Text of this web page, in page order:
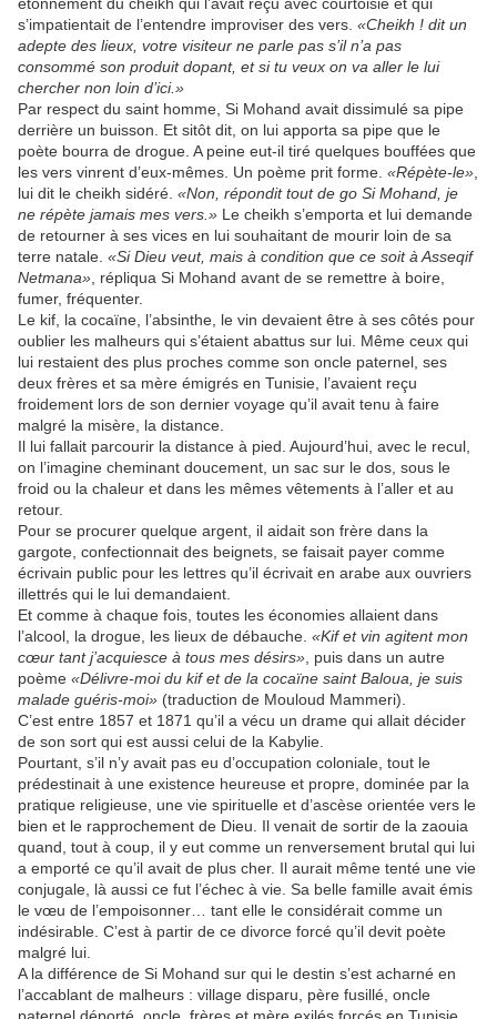
s’impatientait de l’entendre improviser des vers. «Cheikh ! dit un
adepte des lieux, votre visiteur ne parle pas s’il n’a pas
consommé son produit dopant, et si tu veux on va aller le lui
chercher non loin d’ici.»
Par respect du saint homme, Si Mohand avait dissimulé sa pipe
derrière un buisson. Et sitôt dit, on lui apporta sa pipe que le
poète bourra de drogue. A peine eut-il tiré quelques bouffées que
les vers vinrent d’eux-mêmes. Un poème prit forme. «Répète-le»
lui dit le cheikh sidéré. «Non, répondit tout de go Si Mohand, je
ne répète jamais mes vers.» Le cheikh s’emporta et lui demande
de retourner à ses vices en lui souhaitant de mourir loin de sa
terre natale. «Si Dieu veut, mais à condition que ce soit à Asseqif
Netmana» , répliqua Si Mohand avant de se remettre à boire,
fumer, fréquenter.
Le kif, la cocaïne, l’absinthe, le vin devaient être à ses côtés pour
oublier les malheurs qui s’étaient abattus sur lui. Même ceux qui
lui restaient des plus proches comme son oncle paternel, ses
deux frères et sa mère émigrés en Tunisie, l’avaient reçu
froidement lors de son dernier voyage qu’il avait tenu à faire
malgré la misère, la distance.
Il lui fallait parcourir la distance à pied. Aujourd’hui, avec le recul,
on l’imagine cheminant doucement, un sac sur le dos, sous le
froid ou la chaleur et dans les mêmes vêtements à l’aller et au
retour.
Pour se procurer quelque argent, il aidait son frère dans la
gargote, confectionnait des beignets, se faisait payer comme
écrivain public pour les lettres qu’il écrivait en arabe aux ouvriers
illettrés qui le lui demandaient.
Et comme à chaque fois, toutes les économies allaient dans
l’alcool, la drogue, les lieux de débauche. «Kif et vin agitent mon
cœur tant j’acquiesce à tous mes désirs» , puis dans un autre
poème «Délivre-moi du kif et de la cocaïne saint Baloua, je suis
malade guéris-moi» (traduction de Mouloud Mammeri).
C’est entre 1857 et 1871 qu’il a vécu un drame qui allait décider
de son sort qui est aussi celui de la Kabylie.
Pourtant, s’il n’y avait pas eu d’occupation coloniale, tout le
prédestinait à une existence heureuse et propre, dominée par la
pratique religieuse, une vie spirituelle et d’ascèse orientée vers le
bien et le rapprochement de Dieu. Il venait de sortir de la zaouia
quand, tout à coup, il y eut comme un renversement brutal qui lui
a emporté ce qu’il avait de plus cher. Il aurait même tenté une vie
conjugale, là aussi ce fut l’échec à vie. Sa belle famille avait émis
le vœu de l’empoisonner… tant elle le considérait comme un
indésirable. C’est à partir de ce divorce forcé qu’il devit poète
malgré lui.
A la différence de Si Mohand sur qui le destin s’est acharné en
l’accablant de malheurs : village disparu, père fusillé, oncle
paternel déporté, oncle, frères et mère exilés forcés en Tunisie,